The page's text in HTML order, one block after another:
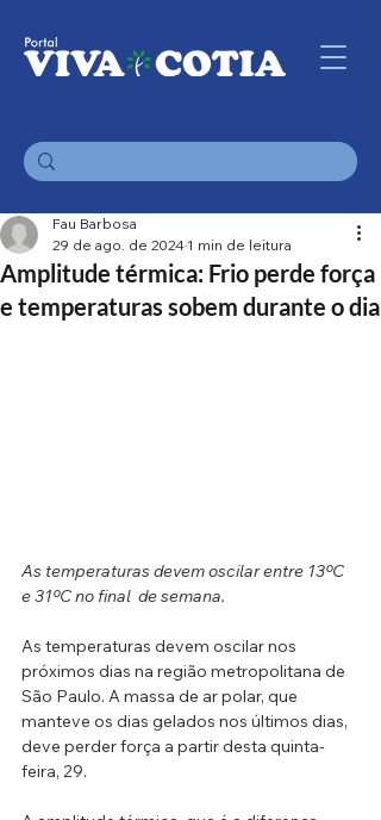
Amplitude térmica: Frio perde força
e temperaturas sobem durante o dia
Fau Barbosa
29 de ago. de 2024 1 min de leitura
As temperaturas devem oscilar entre 13ºC
e 31ºC no final  de semana.
As temperaturas devem oscilar nos
próximos dias na região metropolitana de
São Paulo. A massa de ar polar, que
manteve os dias gelados nos últimos dias,
deve perder força a partir desta quinta-
feira, 29.